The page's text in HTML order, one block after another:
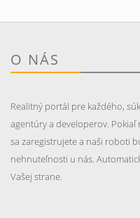
O NÁS
Realitný portál pre každého,
agentúry a developerov.
sa zaregistrujete a naši roboti
nehnuteľnosti u nás.
Vašej strane.